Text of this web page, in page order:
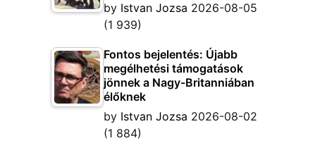
by Istvan Jozsa 2026-08-05
(1 939)
Fontos bejelentés: Újabb
megélhetési támogatások
jönnek a Nagy-Britanniában
élőknek
by Istvan Jozsa 2026-08-02
(1 884)